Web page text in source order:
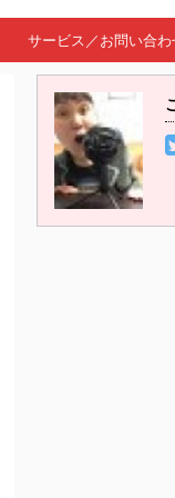
サービス／お問い合わ